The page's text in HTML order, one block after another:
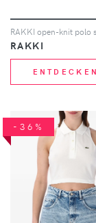
RAKKI open-knit polo
RAKKI
-36%